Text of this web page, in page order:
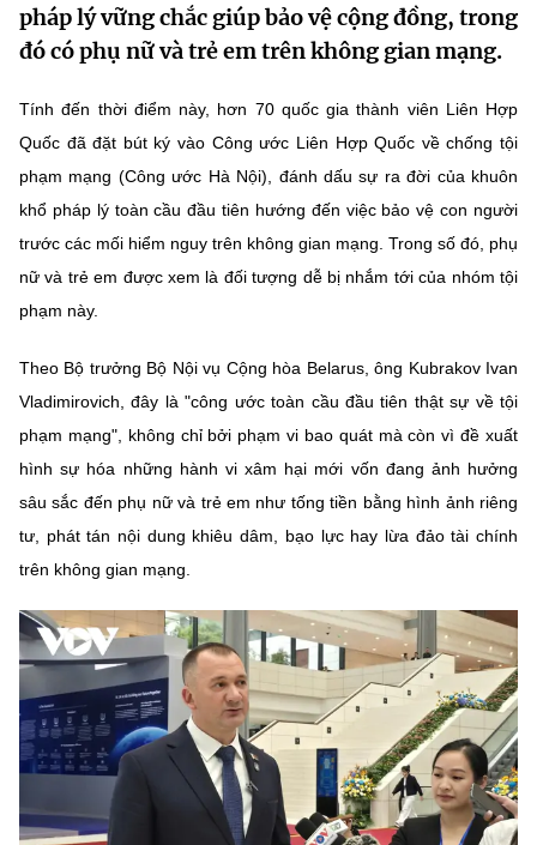
Lịch sử phát triển
Sở Khoa học và Công nghệ
Đổi mới sáng tạo
Chuyển đổi số
Bưu chính, Viễn thông
Sở hữu trí tuệ
Tiêu chuẩn, đo lường, chất lượng
Tin tổng hợp
Hệ thống văn bản
Văn bản chỉ đạo điều hành
Lấy ý kiến người dân về dự thảo VBQPPL
THỐNG KÊ
Khoa học và Công nghệ
Chuyển đổi số
Bưu chính, Viễn thông
Sở hữu trí tuệ
Tiêu chuẩn, đo lường, chất lượng
Multimedia
THƯ ĐIỆN TỬ
Khác
Infographic
Voice
Nhiệm vụ trọng tâm
Chọn ngôn ngữ
Vietnamese English
BỘ KHOA HỌC VÀ CÔNG NGHỆ
MINISTRY OF SCIENCE AND TECHNOLOGY
pháp lý vững chắc giúp bảo vệ cộng đồng, trong
đó có phụ nữ và trẻ em trên không gian mạng.
Tính đến thời điểm này, hơn 70 quốc gia thành viên Liên Hợp
Quốc đã đặt bút ký vào Công ước Liên Hợp Quốc về chống tội
phạm mạng (Công ước Hà Nội), đánh dấu sự ra đời của khuôn
khổ pháp lý toàn cầu đầu tiên hướng đến việc bảo vệ con người
trước các mối hiểm nguy trên không gian mạng. Trong số đó, phụ
nữ và trẻ em được xem là đối tượng dễ bị nhắm tới của nhóm tội
phạm này.
Theo Bộ trưởng Bộ Nội vụ Cộng hòa Belarus, ông Kubrakov Ivan
Vladimirovich, đây là "công ước toàn cầu đầu tiên thật sự về tội
phạm mạng", không chỉ bởi phạm vi bao quát mà còn vì đề xuất
hình sự hóa những hành vi xâm hại mới vốn đang ảnh hưởng
sâu sắc đến phụ nữ và trẻ em như tống tiền bằng hình ảnh riêng
tư, phát tán nội dung khiêu dâm, bạo lực hay lừa đảo tài chính
trên không gian mạng.